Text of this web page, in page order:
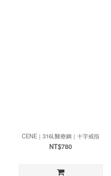
CENE｜316L醫療鋼｜十字戒指
NT$780